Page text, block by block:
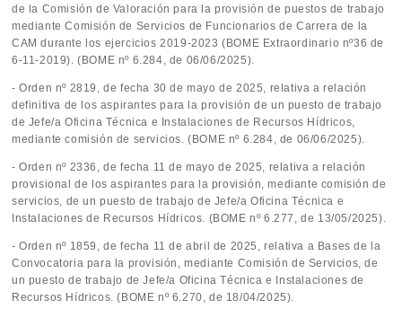
de la Comisión de Valoración para la provisión de puestos de trabajo
mediante Comisión de Servicios de Funcionarios de Carrera de la
CAM durante los ejercicios 2019-2023 (BOME Extraordinario nº36 de
6-11-2019). (BOME nº 6.284, de 06/06/2025).
- Orden nº 2819, de fecha 30 de mayo de 2025, relativa a relación
definitiva de los aspirantes para la provisión de un puesto de trabajo
de Jefe/a Oficina Técnica e Instalaciones de Recursos Hídricos,
mediante comisión de servicios. (BOME nº 6.284, de 06/06/2025).
- Orden nº 2336, de fecha 11 de mayo de 2025, relativa a relación
provisional de los aspirantes para la provisión, mediante comisión de
servicios, de un puesto de trabajo de Jefe/a Oficina Técnica e
Instalaciones de Recursos Hídricos. (BOME nº 6.277, de 13/05/2025).
- Orden nº 1859, de fecha 11 de abril de 2025, relativa a Bases de la
Convocatoria para la provisión, mediante Comisión de Servicios, de
un puesto de trabajo de Jefe/a Oficina Técnica e Instalaciones de
Recursos Hídricos. (BOME nº 6.270, de 18/04/2025).